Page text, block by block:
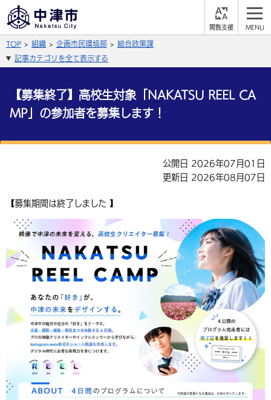
やさしい日本語
ふりがなをつける
背景色
黒 青
文字の大きさ
拡大
言語を選択
英語（English） 中国語（簡体字）
中国語（繁体字） 韓国語（한국어）
組織案内
公式SNS
サイト内検索
届出・登録・証明
福祉・介護 健康・予防
税金 住宅・インフラ
生涯学習・スポーツ・人権
選挙 外国人の方向け情報
事業者の方へ
入札・契約 産業・雇用
農林水産業 税金
子育て・教育
施設情報 子どもを預ける
健康・医療
相談・支援・情報 計画・施策
観光・移住
スポットを探す
遊ぶ・体験する グルメ・食べる
買う・おみやげ 四季のイベント・祭り
移住・定住
中津市について 市役所の紹介
地方創生・地域活性化 広報・広聴
行政・計画
TOP 組織 企画市民環境部
総合政策課
記事カテゴリを全て表示する
【募集終了】高校生対象「NAKATSU REEL CA
MP」の参加者を募集します！
公開日 2026年07月01日
更新日 2026年08月07日
【募集期間は終了しました 】